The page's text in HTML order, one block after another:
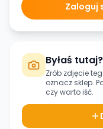
Zaloguj
Byłaś
Zrób zdjęcie
oznacz sklep.
czy warto iść.